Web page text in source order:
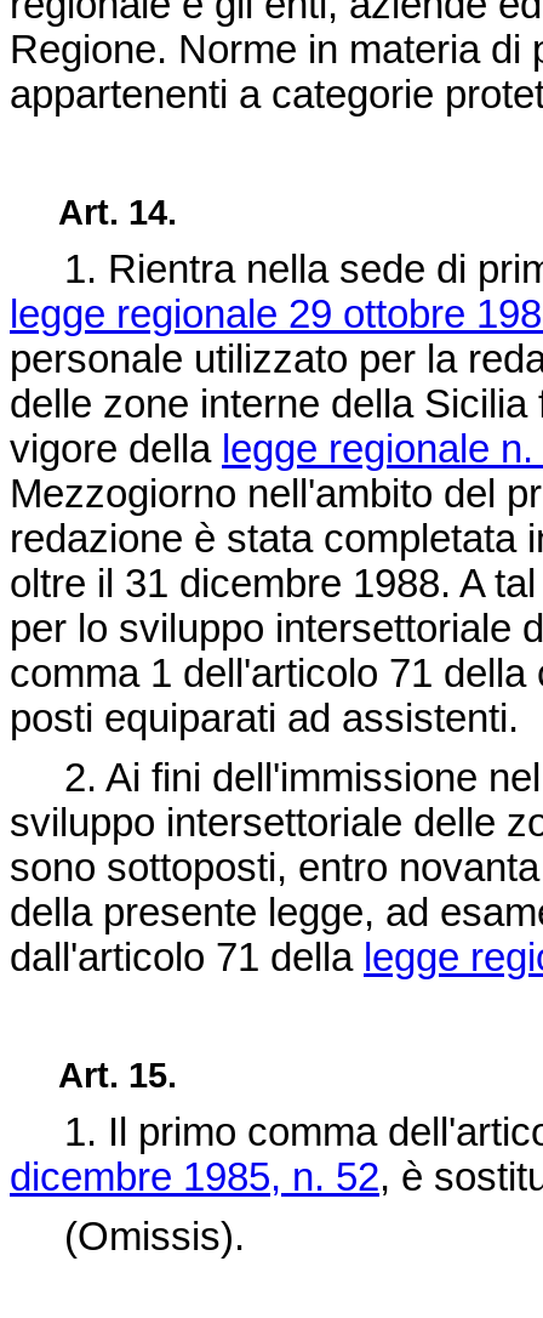
Regione. Norme in materia
appartenenti a categorie
Art. 14.
1. Rientra nella sede di
legge regionale 29 ottobre
personale utilizzato per la
delle zone interne della
vigore della legge regionale
Mezzogiorno nell'ambito del
redazione è stata completata
oltre il 31 dicembre 1988. A
per lo sviluppo intersettoriale
comma 1 dell'articolo 71
posti equiparati ad assistenti.
2. Ai fini dell'immissione
sviluppo intersettoriale delle
sono sottoposti, entro
della presente legge, ad
dall'articolo 71 della legge
Art. 15.
1. Il primo comma
dicembre 1985, n. 52, è
(Omissis).